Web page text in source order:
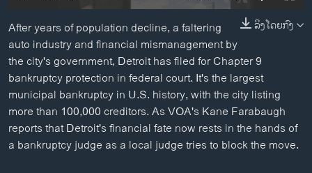
ພາສາອັງກິດ
ວີດີໂອ
ສຽງ
ລາຍການກະຈາຍສຽງ
ລາຍງານ
ຕິດຕາມພວກເຮົາ ທີ່
ລິງໂດຍກົງ
After years of population decline, a faltering
auto industry and financial mismanagement by
the city's government, Detroit has filed for Chapter 9
bankruptcy protection in federal court. It's the largest
municipal bankruptcy in U.S. history, with the city listing
more than 100,000 creditors. As VOA's Kane Farabaugh
reports that Detroit's financial fate now rests in the hands of
a bankruptcy judge as a local judge tries to block the move.